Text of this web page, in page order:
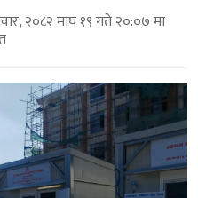
२०८२ माघ १९ गते २०:०७ मा